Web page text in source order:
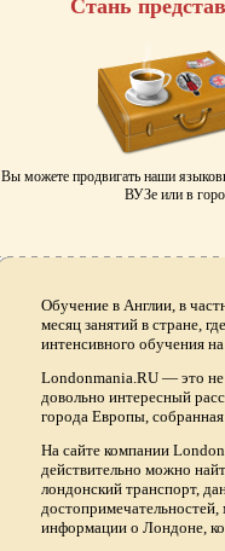
Стань
Вы можете продвигать наши
ВУЗе или в
Обучение в Англии, в
месяц занятий в стране,
интенсивного обучения
Londonmania.RU — это
довольно интересный
города Европы,
На сайте компании
действительно можно
лондонский транспорт,
информации о Лондоне,